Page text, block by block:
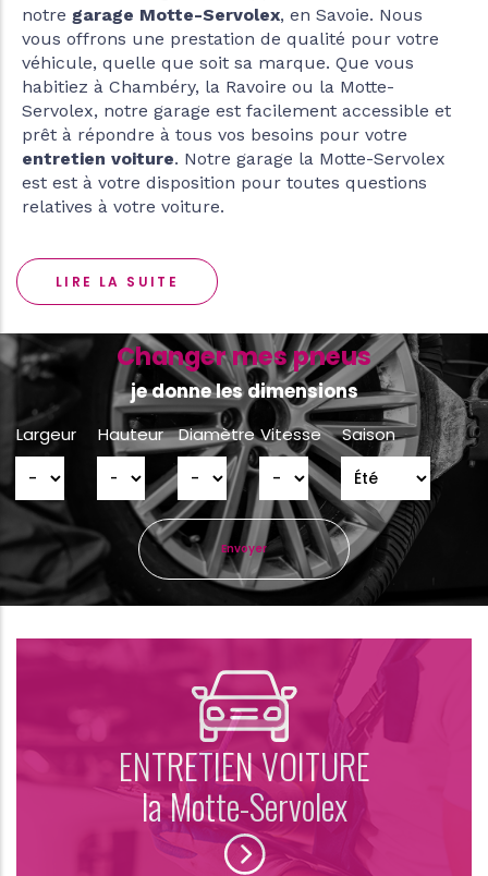
, en Savoie. Nous
de qualité pour votre
sa marque. Que vous
la Ravoire ou la Motte-
est facilement accessible et
vos besoins pour votre
garage la Motte-Servolex
pour toutes questions
Changer mes pneus
je donne les dimensions
Largeur Hauteur Diamètre Vitesse Saison
ENTRETIEN VOITURE
la Motte-Servolex